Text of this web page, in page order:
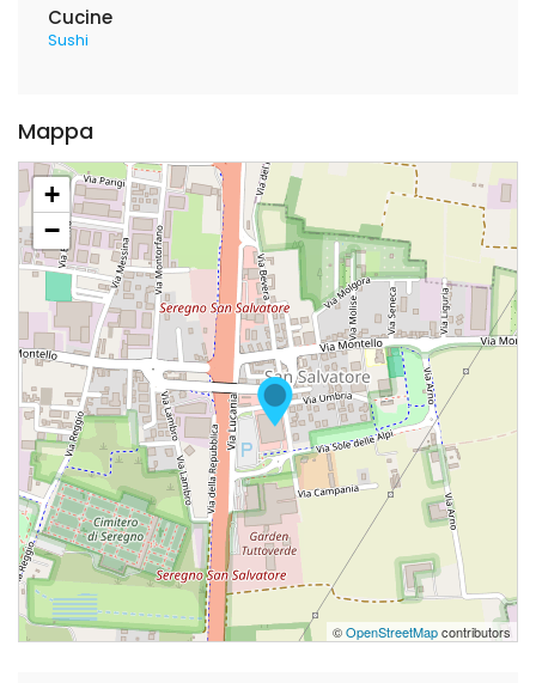
Cucine
Sushi
Mappa
+
−
©OpenStreetMapcontributors